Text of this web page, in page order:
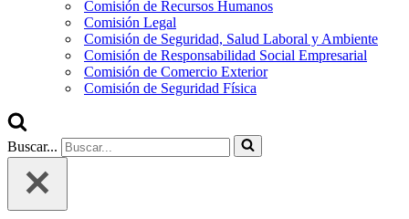
Comisión de Recursos Humanos
Comisión Legal
Comisión de Seguridad, Salud Laboral y Ambiente
Comisión de Responsabilidad Social Empresarial
Comisión de Comercio Exterior
Comisión de Seguridad Física
Buscar...